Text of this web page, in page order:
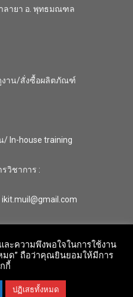
ลายา อ. พุทธมณฑล
งาน/สั่งซื้อผลิตภัณฑ์
In-house training
วิชาการ :
Institute for Innovative Learning,
ละความพึงพอใจในการใช้งาน
มด” ถือว่าคุณยินยอมให้มีการ
กี้
ปฏิเสธทั้งหมด